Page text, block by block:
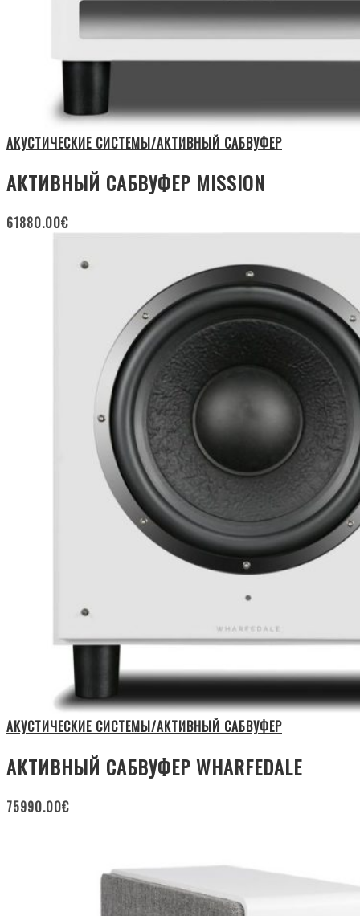
АКУСТИЧЕСКИЕ СИСТЕМЫ/АКТИВНЫЙ САБВУФЕР
АКТИВНЫЙ САБВУФЕР MISSION
61880.00€
АКУСТИЧЕСКИЕ СИСТЕМЫ/АКТИВНЫЙ САБВУФЕР
АКТИВНЫЙ САБВУФЕР WHARFEDALE
75990.00€